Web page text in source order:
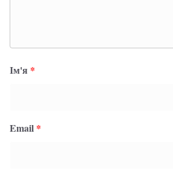
Ім'я *
Email *